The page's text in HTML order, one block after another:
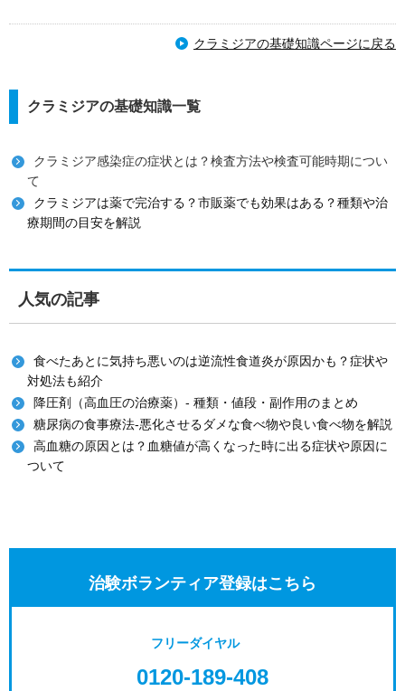
クラミジアの基礎知識ページに戻る
クラミジアの基礎知識一覧
クラミジア感染症の症状とは？検査方法や検査可能時期につい
て
クラミジアは薬で完治する？市販薬でも効果はある？種類や治
療期間の目安を解説
人気の記事
食べたあとに気持ち悪いのは逆流性食道炎が原因かも？症状や
対処法も紹介
降圧剤（高血圧の治療薬）- 種類・値段・副作用のまとめ
糖尿病の食事療法-悪化させるダメな食べ物や良い食べ物を解説
高血糖の原因とは？血糖値が高くなった時に出る症状や原因に
ついて
治験ボランティア登録はこちら
フリーダイヤル
0120-189-408